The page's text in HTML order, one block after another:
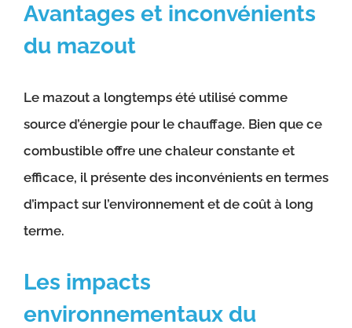
Avantages et inconvénients
du mazout
Le mazout a longtemps été utilisé comme
source d’énergie pour le chauffage. Bien que ce
combustible offre une chaleur constante et
efficace, il présente des inconvénients en termes
d’impact sur l’environnement et de coût à long
terme.
Les impacts
environnementaux du